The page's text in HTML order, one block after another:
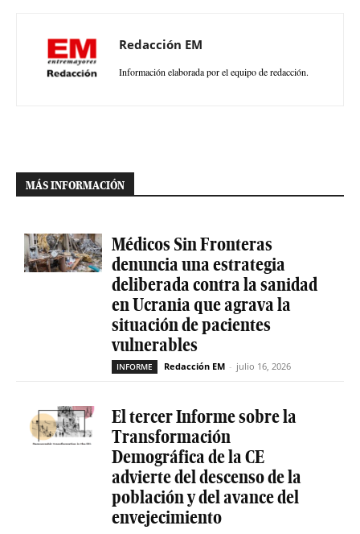
Redacción EM
Información elaborada por el equipo de redacción.
MÁS INFORMACIÓN
Médicos Sin Fronteras
denuncia una estrategia
deliberada contra la sanidad
en Ucrania que agrava la
situación de pacientes
vulnerables
INFORME Redacción EM - julio 16, 2026
El tercer Informe sobre la
Transformación
Demográfica de la CE
advierte del descenso de la
población y del avance del
envejecimiento